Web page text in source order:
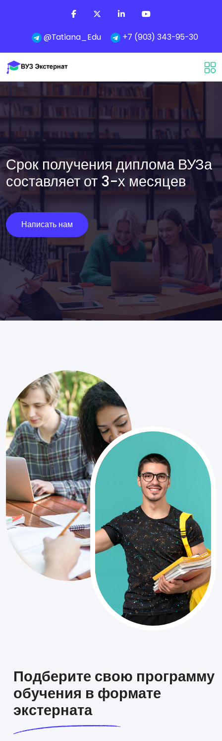
@Tatiana_Edu +7 (903) 343-95-30
Срок получения диплома ВУЗа
составляет от 3-х месяцев
Написать нам
Подберите свою программу
обучения в формате
экстерната